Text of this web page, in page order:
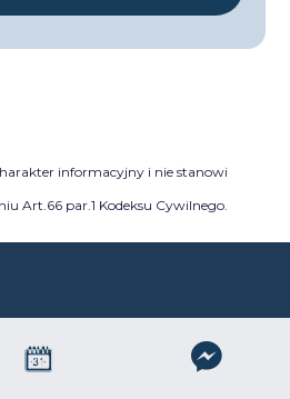
informacyjny i nie stanowi
Art.66 par.1 Kodeksu Cywilnego.